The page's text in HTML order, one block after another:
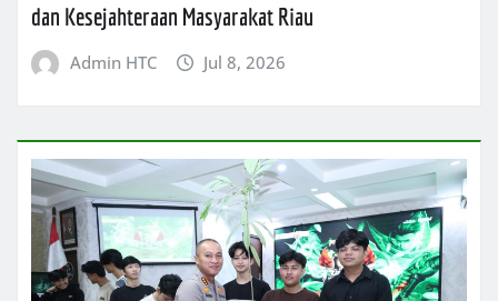
dan Kesejahteraan Masyarakat Riau
Admin HTC Jul 8, 2026